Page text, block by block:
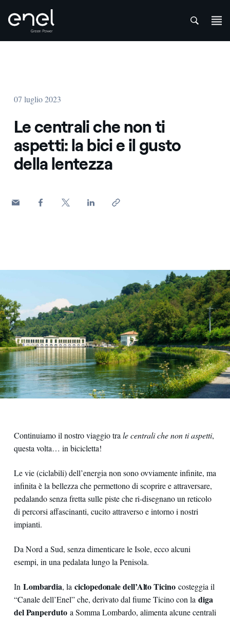
07 luglio 2023
Le centrali che non ti
aspetti: la bici e il gusto
della lentezza
Continuiamo il nostro viaggio tra le centrali che non ti aspetti,
questa volta… in bicicletta!
Le vie (ciclabili) dell’energia non sono ovviamente infinite, ma
infinita è la bellezza che permettono di scoprire e attraversare,
pedalando senza fretta sulle piste che ri-disegnano un reticolo
di percorsi affascinanti, cucito attraverso e intorno i nostri
impianti.
Da Nord a Sud, senza dimenticare le Isole, ecco alcuni
esempi, in una pedalata lungo la Penisola.
In Lombardia, laciclopedonale dell’Alto Ticinocosteggia il
“Canale dell’Enel” che, derivato dal fiume Ticino con la diga
del Panperdutoa Somma Lombardo, alimenta alcune centrali